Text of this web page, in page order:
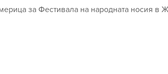
за Фестивала на народната носия в